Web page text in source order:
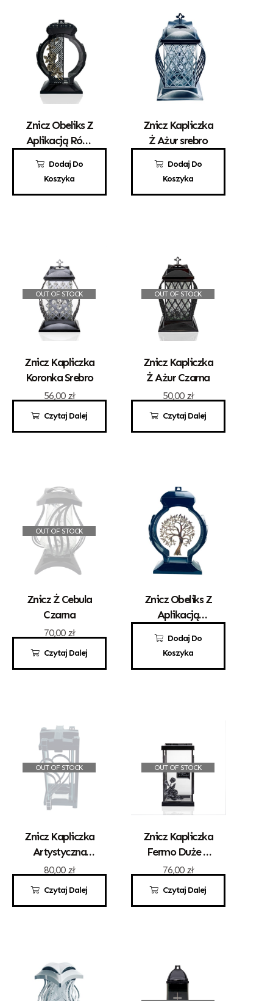
Dodaj Do
Koszyka
Znicz Obeliks Z
Aplikacją Róży
110,00zł
Dodaj Do
Koszyka
Znicz Kapliczka
Ż Ażur srebro
50,00 zł
OUT OF STOCK
Czytaj Dalej
Znicz Kapliczka
Koronka Srebro
56,00 zł
OUT OF STOCK
Czytaj Dalej
Znicz Kapliczka
Ż Ażur Czarna
50,00 zł
OUT OF STOCK
Czytaj Dalej
Znicz Ż Cebula
Czarna
70,00 zł
Dodaj Do
Koszyka
Znicz Obeliks Z
Aplikacją
100,00zł
OUT OF STOCK
Czytaj Dalej
Znicz Kapliczka
Artystyczna
Kwadrat Z
80,00 zł
OUT OF STOCK
Czytaj Dalej
Znicz Kapliczka
Fermo Duże Z
Różą
76,00 zł